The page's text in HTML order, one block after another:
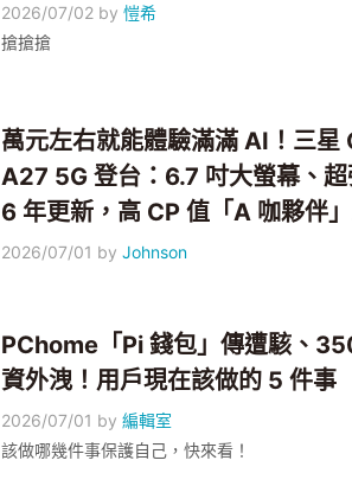
2026/07/02 by愷希
搶搶搶
萬元左右就能體驗滿滿 AI！三星
A27 5G 登台：6.7 吋大螢幕、
6 年更新，高 CP 值「A 咖夥伴」
2026/07/01 byJohnson
PChome「Pi 錢包」傳遭駭、
資外洩！用戶現在該做的 5 件事
2026/07/01 by編輯室
該做哪幾件事保護自己，快來看！